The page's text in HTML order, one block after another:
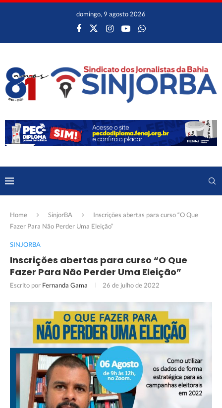
domingo, 9 agosto 2026
Home SinjorBA
Inscrições abertas para curso “O Que
Fazer Para Não Perder Uma Eleição”
SINJORBA
Inscrições abertas para curso “O Que
Fazer Para Não Perder Uma Eleição”
Escrito por Fernanda Gama 26 de julho de 2022